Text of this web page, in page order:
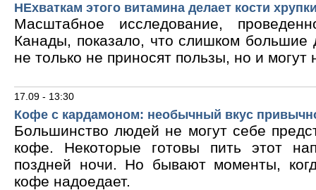
НЕхваткам этого витамина делает кости
Масштабное исследование,
Канады, показало, что слишком большие
не только не приносят пользы, но и могут
17.09 - 13:30
Кофе с кардамоном: необычный вкус
Большинство людей не могут себе
кофе. Некоторые готовы пить этот
поздней ночи. Но бывают моменты,
кофе надоедает.